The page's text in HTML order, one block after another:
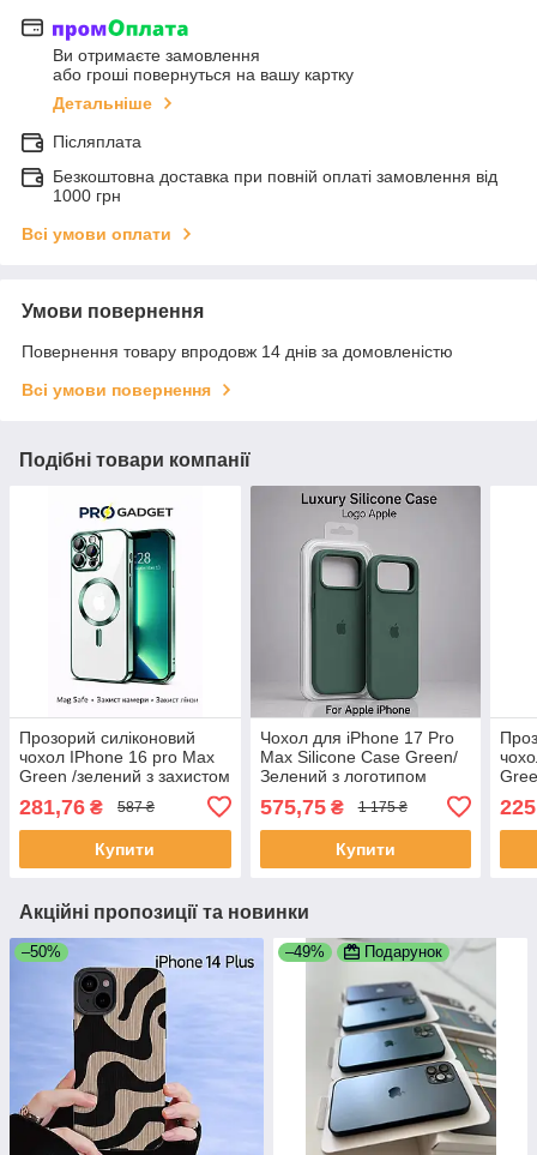
Ви отримаєте замовлення
або гроші повернуться на вашу картку
Детальніше
Післяплата
Безкоштовна доставка при повній оплаті замовлення від
1000 грн
Всі умови оплати
Умови повернення
Повернення товару впродовж 14 днів за домовленістю
Всі умови повернення
Подібні товари компанії
Прозорий силіконовий
чохол IPhone 16 pro Max
Green /зелений з захистом
281,76 ₴ 587 ₴
Купити
Чохол для iPhone 17 Pro
Max Silicone Case Green/
Зелений з логотипом
soft-touch, у оригінальній
упаковці
575,75₴ 1 175 ₴
Купити
225
Акційні пропозиції та новинки
–50% –49% Подарунок